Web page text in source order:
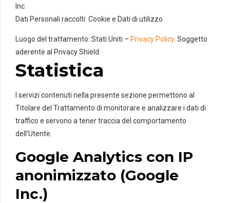
Inc.
Dati Personali raccolti: Cookie e Dati di utilizzo.
Luogo del trattamento: Stati Uniti – Privacy Policy. Soggetto
aderente al Privacy Shield.
Statistica
I servizi contenuti nella presente sezione permettono al
Titolare del Trattamento di monitorare e analizzare i dati di
traffico e servono a tener traccia del comportamento
dell’Utente.
Google Analytics con IP
anonimizzato (Google
Inc.)